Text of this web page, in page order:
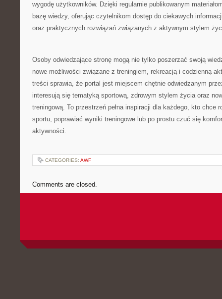
wygodę użytkowników. Dzięki regularnie publikowanym
bazę wiedzy, oferując czytelnikom dostęp do ciekawych
oraz praktycznych rozwiązań związanych z aktywnym stylem
Osoby odwiedzające stronę mogą nie tylko poszerzać swoją
nowe możliwości związane z treningiem, rekreacją i codzienną
treści sprawia, że portal jest miejscem chętnie odwiedzanym
interesują się tematyką sportową, zdrowym stylem życia oraz
treningową. To przestrzeń pełna inspiracji dla każdego, kto chce
sportu, poprawiać wyniki treningowe lub po prostu czuć się
aktywności.
CATEGORIES: AWF
Comments are closed.